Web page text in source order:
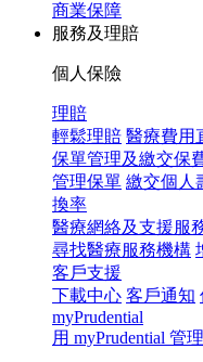
商業保障
服務及理賠
個人保險
理賠
輕鬆理賠 醫療費用
保單管理及繳交保
管理保單 繳交個人
換率
醫療網絡及支援服
尋找醫療服務機構
客戶支援
下載中心 客戶通知
myPrudential
用 myPrudential 管